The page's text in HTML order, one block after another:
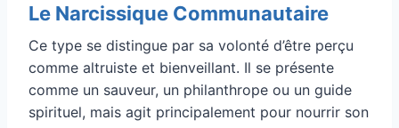
Le Narcissique Communautaire
Ce type se distingue par sa volonté d’être perçu
comme altruiste et bienveillant. Il se présente
comme un sauveur, un philanthrope ou un guide
spirituel, mais agit principalement pour nourrir son